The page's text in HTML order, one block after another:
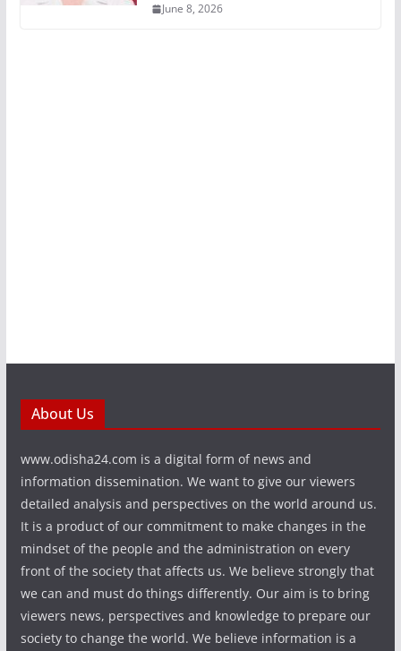
June 8, 2026
About Us
www.odisha24.com is a digital form of news and
information dissemination. We want to give our viewers
detailed analysis and perspectives on the world around us.
It is a product of our commitment to make changes in the
mindset of the people and the administration on every
front of the society that affects us. We believe strongly that
we can and must do things differently. Our aim is to bring
viewers news, perspectives and knowledge to prepare our
society to change the world. We believe information is a